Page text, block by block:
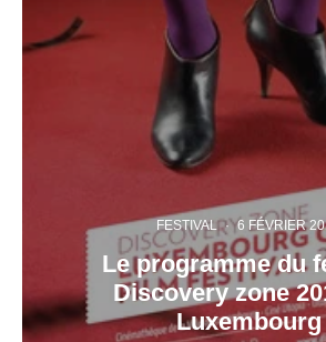
FESTIVAL · 6 FÉVRIER
Le programme du
Discovery zone
Luxembourg